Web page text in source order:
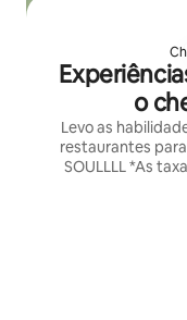
o
Levo as
restaurantes
SOULLLL *As taxas de serviço são aplicadas a